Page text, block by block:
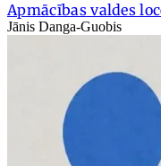
Apmācības valdes
Jānis Danga-Guobis